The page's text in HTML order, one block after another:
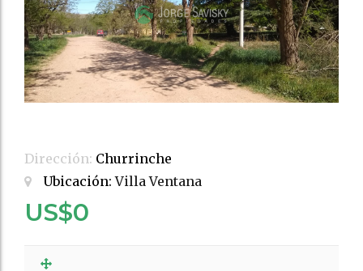
Dirección: Churrinche
Ubicación:Villa Ventana
US$0